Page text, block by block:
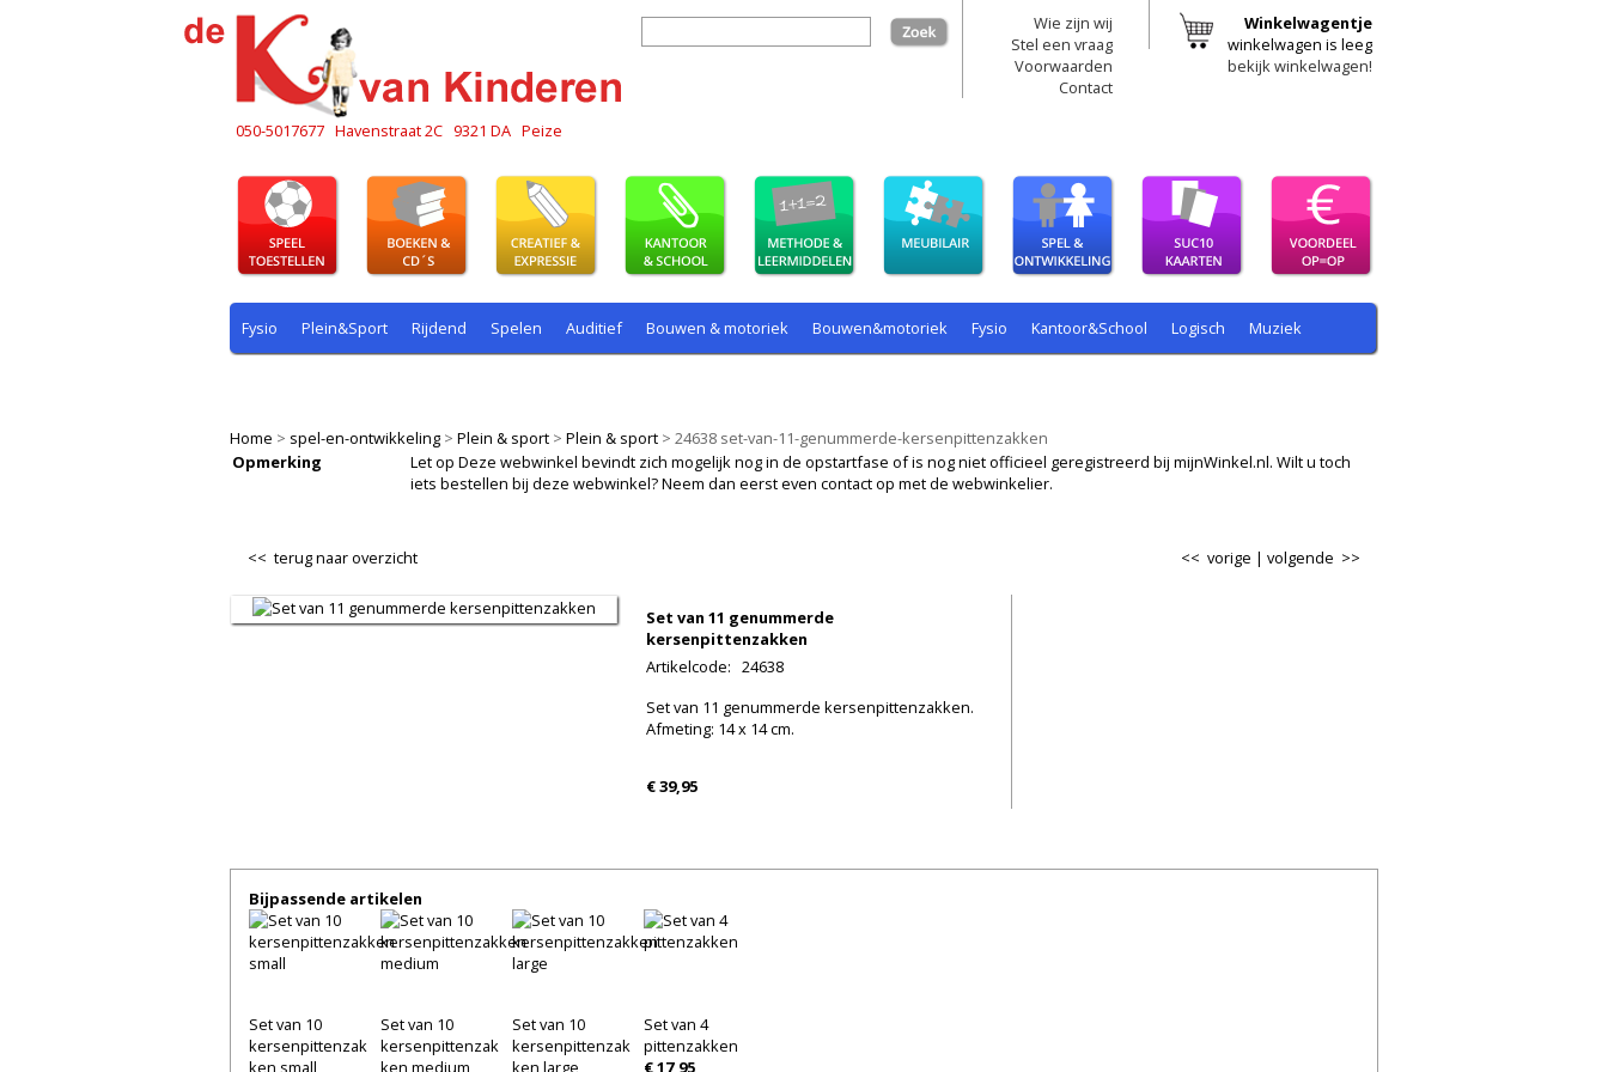
050-5017677 Havenstraat 2C 9321 DA Peize
zoek
Wie zijn wij
Stel een vraag
Voorwaarden
Contact
Winkelwagentje
winkelwagen is leeg
bekijk winkelwagen!
Fysio Plein&Sport Rijdend Spelen Auditief Bouwen & motoriek Bouwen&motoriek Fysio Kantoor&School Logisch Muziek
Home > spel-en-ontwikkeling > Plein & sport > Plein & sport > 24638 set-van-11-genummerde-kersenpittenzakken
Opmerking
Let op Deze webwinkel bevindt zich mogelijk nog in de opstartfase of is nog niet officieel geregistreerd bij mijnWinkel.nl. Wilt u toch
iets bestellen bij deze webwinkel? Neem dan eerst even contact op met de webwinkelier.
<< terug naar overzicht volgende >>
<< vorige |
Set van 11 genummerde
kersenpittenzakken
Artikelcode: 24638
Set van 11 genummerde kersenpittenzakken.
Afmeting: 14 x 14 cm.
€ 39,95
Bijpassende artikelen
Set van 10
kersenpittenzak
ken small
Set van 10
kersenpittenzak
ken medium
Set van 10
kersenpittenzak
ken large
Set van 4
pittenzakken
€ 17,95